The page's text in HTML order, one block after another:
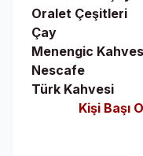
Oralet Çeşitleri
Çay
Menengic
Nescafe
Türk Kahvesi
Kişi Başı